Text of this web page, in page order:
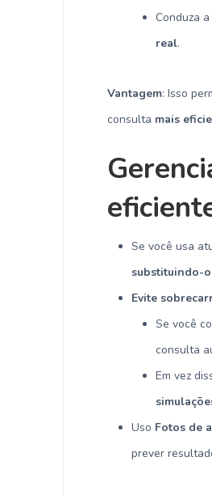
Conduza
real.
Vantagem: Isso
consulta mais
Se você usa
substituindo-
Evite
Se você
consulta
Em vez
Uso Fotos de
prever